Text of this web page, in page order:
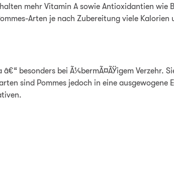
mehr Vitamin A sowie Antioxidantien wie
Arten je nach Zubereitung viele
besonders bei Ã¼bermÃ¤ÃŸigem Verzehr.
sind Pommes jedoch in eine